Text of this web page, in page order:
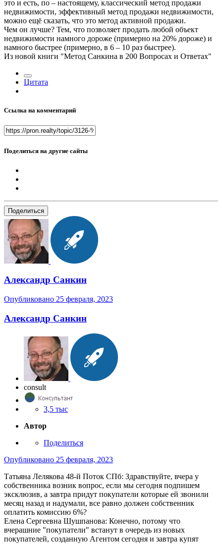
это и есть, по – настоящему, классический метод продажи
недвижимости, эффективный метод продажи недвижимости,
можно ещё сказать, что это метод активной продажи.
Чем он лучше? Тем, что позволяет продать любой объект
недвижимости намного дороже (примерно на 20% дороже) и
намного быстрее (примерно, в 6 – 10 раз быстрее).
Из новой книги "Метод Санкина в 200 Вопросах и Ответах"
Цитата
Ссылка на комментарий
Поделиться на другие сайты
Поделиться
Александр Санкин
Опубликовано 25 февраля, 2023
Александр Санкин
consult
3,5 тыс
Автор
Поделиться
Опубликовано 25 февраля, 2023
Татьяна Лелякова 48-й Поток СПб: Здравствуйте, вчера у
собственника возник вопрос, если мы сегодня подпишем
эксклюзив, а завтра придут покупатели которые ей звонили
месяц назад и надумали, все равно должен собственник
оплатить комиссию 6%?
Елена Сергеевна Шушпанова: Конечно, потому что
вчерашние "покупатели" встанут в очередь из новых
покупателей, созданную Агентом сегодня и завтра купят